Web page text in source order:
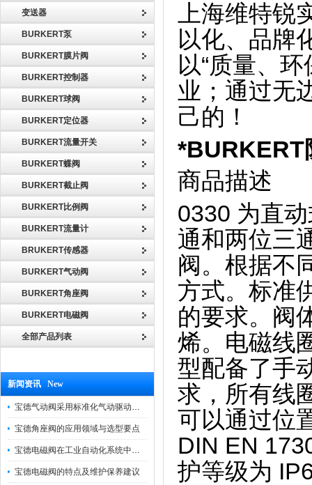
变送器
BURKERT泵
BURKERT膜片阀
BURKERT控制器
BURKERT球阀
BURKERT定位器
BURKERT流量开关
BURKERT蝶阀
BURKERT截止阀
BURKERT比例阀
BURKERT流量计
BRUKERT传感器
BURKERT气动阀
BURKERT角座阀
BURKERT电磁阀
全部产品列表
新闻资讯 New
宝德气动阀采用标准化气动驱动设计，可匹配各类工业气源工况
宝德角座阀的应用领域与选型要点
宝德电磁阀在工业自动化系统中的作用
宝德电磁阀的特点及维护保养建议
上海维特
以化、品牌
以“质量、
业；通过无
己的！
*BURKERT
商品描述
0330 为直
通和两位三
阀。根据不
方式。标准
的要求。阀
烯。电磁线
型配备了手
求，所有线
可以通过位
DIN EN
护等级为